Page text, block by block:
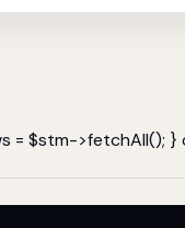
= $stm->fetchAll();